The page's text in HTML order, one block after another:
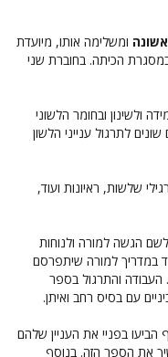
ומשלימה אותו, מיועדת
במסגרת הכיתה. בחוברת שני
ולשינון ובחומר הלשוני
לתרגול ענייני הלשון
שלשות, ראיונות ועוד,
הגשה למורה ולנוחות
במדריך למורה שיתפרסם
העבודה והתרגול בספר
עם בסיס רחב ואיתן.
בפניי את העניין שלהם
את הספר הזה. בנוסף